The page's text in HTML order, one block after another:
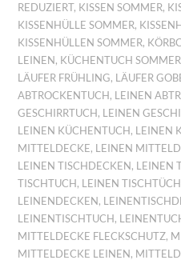
REDUZIERT, KISSEN SOMMER,
KISSENHÜLLE SOMMER,
KISSENHÜLLEN SOMMER,
LEINEN , KÜCHENTUCH SOMMER
LÄUFER FRÜHLING, LÄUFER
ABTROCKENTUCH , LEINEN
GESCHIRRTUCH , LEINEN
LEINEN KÜCHENTUCH , LEINEN
MITTELDECKE, LEINEN
LEINEN TISCHDECKEN , LEINEN
TISCHTUCH , LEINEN
LEINENDECKEN ,
LEINENTISCHTUCH ,
MITTELDECKE FLECKSCHUTZ,
MITTELDECKE LEINEN ,